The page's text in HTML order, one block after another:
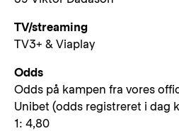
TV/streaming
TV3+ & Viaplay
Odds
Odds på kampen fra vores
Unibet (odds registreret i dag
1: 4,80